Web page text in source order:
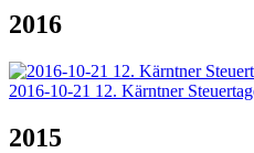
2016
2016-10-21 12. Kärntner
2015